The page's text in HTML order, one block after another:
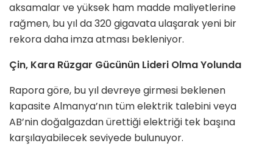
aksamalar ve yüksek ham madde maliyetlerine
rağmen, bu yıl da 320 gigavata ulaşarak yeni bir
rekora daha imza atması bekleniyor.
Çin, Kara Rüzgar Gücünün Lideri Olma Yolunda
Rapora göre, bu yıl devreye girmesi beklenen
kapasite Almanya’nın tüm elektrik talebini veya
AB’nin doğalgazdan ürettiği elektriği tek başına
karşılayabilecek seviyede bulunuyor.